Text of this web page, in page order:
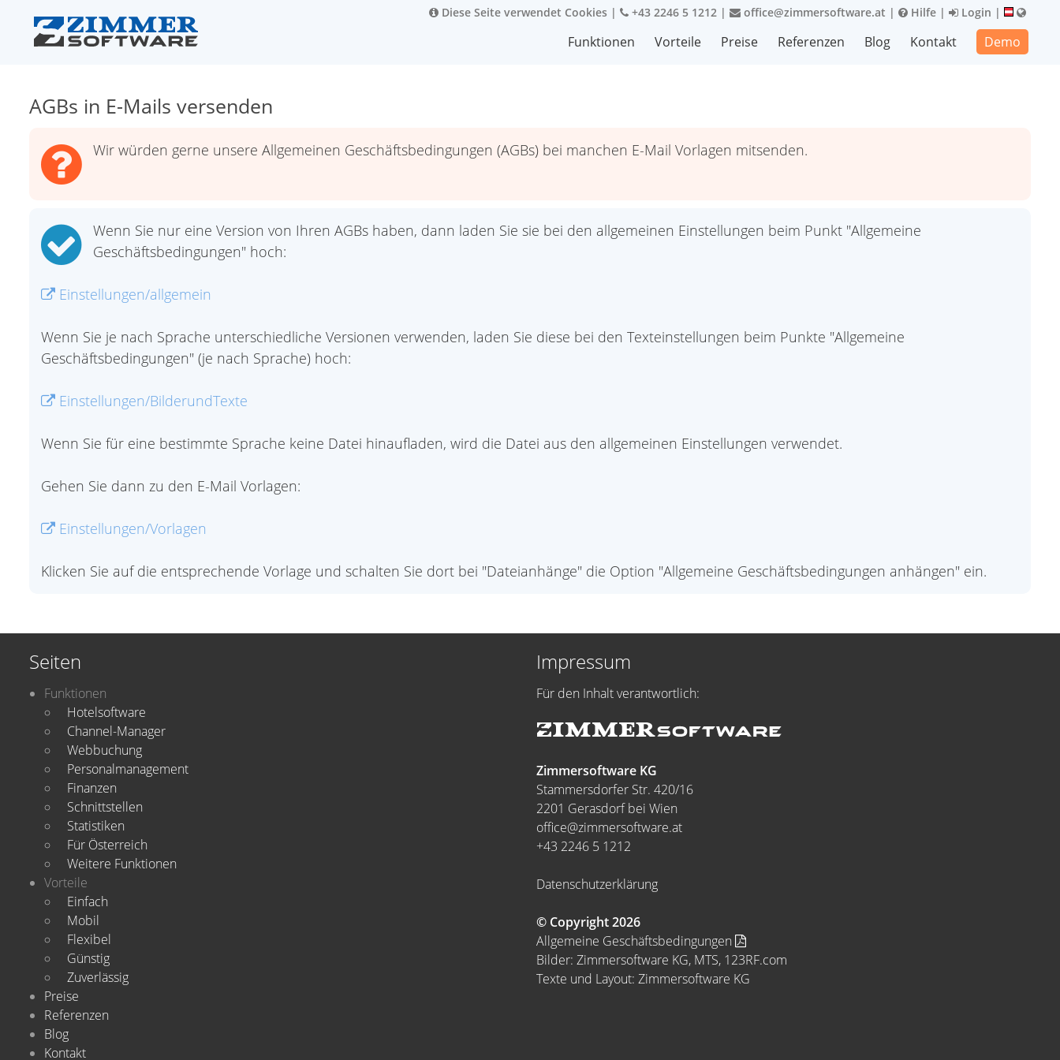
Diese Seite verwendet Cookies | +43 2246 5 1212 | office@zimmersoftware.at | Hilfe | Login |
Funktionen Vorteile Preise Referenzen Blog Kontakt Demo
AGBs in E-Mails versenden
Wir würden gerne unsere Allgemeinen Geschäftsbedingungen (AGBs) bei manchen E-Mail Vorlagen mitsenden.
Wenn Sie nur eine Version von Ihren AGBs haben, dann laden Sie sie bei den allgemeinen Einstellungen beim Punkt "Allgemeine
Geschäftsbedingungen" hoch:
Einstellungen/allgemein
Wenn Sie je nach Sprache unterschiedliche Versionen verwenden, laden Sie diese bei den Texteinstellungen beim Punkte "Allgemeine
Geschäftsbedingungen" (je nach Sprache) hoch:
Einstellungen/BilderundTexte
Wenn Sie für eine bestimmte Sprache keine Datei hinaufladen, wird die Datei aus den allgemeinen Einstellungen verwendet.
Gehen Sie dann zu den E-Mail Vorlagen:
Einstellungen/Vorlagen
Klicken Sie auf die entsprechende Vorlage und schalten Sie dort bei "Dateianhänge" die Option "Allgemeine Geschäftsbedingungen anhängen" ein.
Seiten
Funktionen
Hotelsoftware
Channel-Manager
Webbuchung
Personalmanagement
Finanzen
Schnittstellen
Statistiken
Für Österreich
Weitere Funktionen
Vorteile
Einfach
Mobil
Flexibel
Günstig
Zuverlässig
Preise
Referenzen
Blog
Kontakt
Impressum
Für den Inhalt verantwortlich:
Zimmersoftware KG
Stammersdorfer Str. 420/16
2201 Gerasdorf bei Wien
office@zimmersoftware.at
+43 2246 5 1212
Datenschutzerklärung
© Copyright 2026
Allgemeine Geschäftsbedingungen
Bilder: Zimmersoftware KG, MTS, 123RF.com
Texte und Layout: Zimmersoftware KG